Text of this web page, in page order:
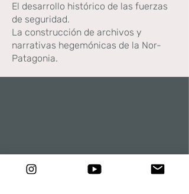
El desarrollo histórico de las fuerzas
de seguridad.
La construcción de archivos y
narrativas hegemónicas de la Nor-
Patagonia.